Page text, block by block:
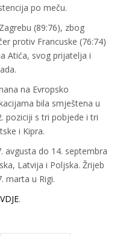
po meču.
(89:76), zbog
protiv Francuske (76:74)
Atića, svog prijatelja i
na Evropsko
bila smještena u
poziciji s tri pobjede i tri
i Kipra.
avgusta do 14. septembra
Latvija i Poljska. Žrijeb
marta u Rigi.
.